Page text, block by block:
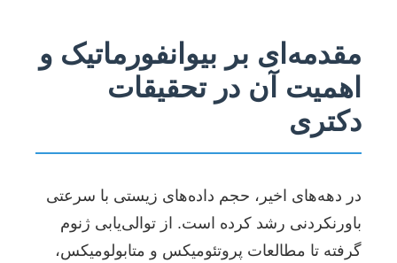
مقدمه‌ای بر بیوانفورماتیک و
اهمیت آن در تحقیقات
دکتری
در دهه‌های اخیر، حجم داده‌های زیستی با سرعتی
باورنکردنی رشد کرده است. از توالی‌یابی ژنوم
گرفته تا مطالعات پروتئومیکس و متابولومیکس،